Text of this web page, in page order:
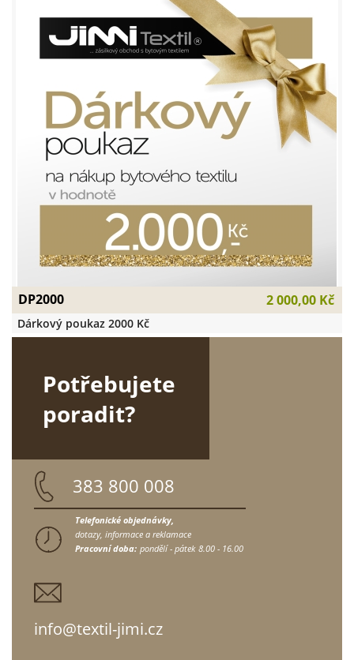
DP2000 2 000,00 Kč
Dárkový poukaz 2000 Kč
Potřebujete
poradit?
383 800 008
Telefonické objednávky,
dotazy, informace a reklamace
Pracovní doba: pondělí - pátek 8.00 - 16.00
info@textil-jimi.cz